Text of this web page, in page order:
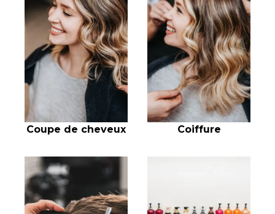
Coupe de cheveux Coiffure